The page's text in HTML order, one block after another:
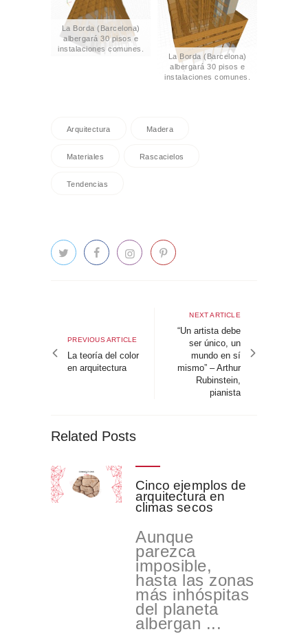
La Borda (Barcelona)
albergará 30 pisos e
instalaciones comunes.
La Borda (Barcelona)
albergará 30 pisos e
instalaciones comunes.
Arquitectura Madera
Materiales Rascacielos
Tendencias
entradas
Previous
article
PREVIOUS ARTICLE
La teoría del color
en arquitectura
Next
article
NEXT ARTICLE
“Un artista debe
ser único, un
mundo en sí
mismo” – Arthur
Rubinstein,
pianista
Related Posts
Cinco ejemplos de
arquitectura en
climas secos
Aunque
parezca
imposible,
hasta las zonas
más inhóspitas
del planeta
albergan ...